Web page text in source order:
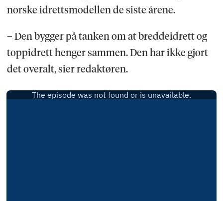
norske idrettsmodellen de siste årene.
– Den bygger på tanken om at breddeidrett og
toppidrett henger sammen. Den har ikke gjort
det overalt, sier redaktøren.